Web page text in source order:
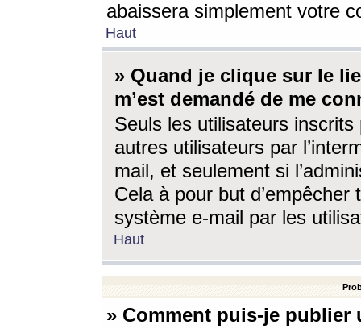
abaissera simplement votre
Haut
» Quand je clique sur le
m’est demandé de me
Seuls les utilisateurs
autres utilisateurs par
mail, et seulement si
Cela à pour but
système e-mail par les
Haut
» Comment puis-je